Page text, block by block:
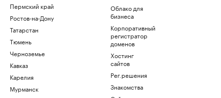
Пермский край
Ростов-на-Дону
Татарстан
Тюмень
Черноземье
Кавказ
Карелия
Мурманск
Облако для
бизнеса
Корпоративный
регистратор
доменов
Хостинг
сайтов
Рег.решения
Знакомства